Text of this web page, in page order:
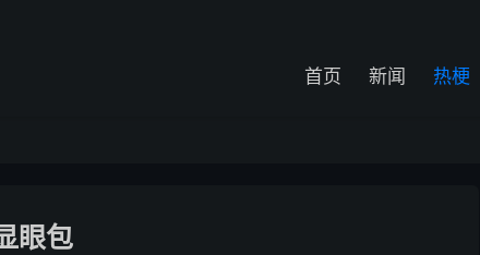
首页 新闻 热梗
眼包